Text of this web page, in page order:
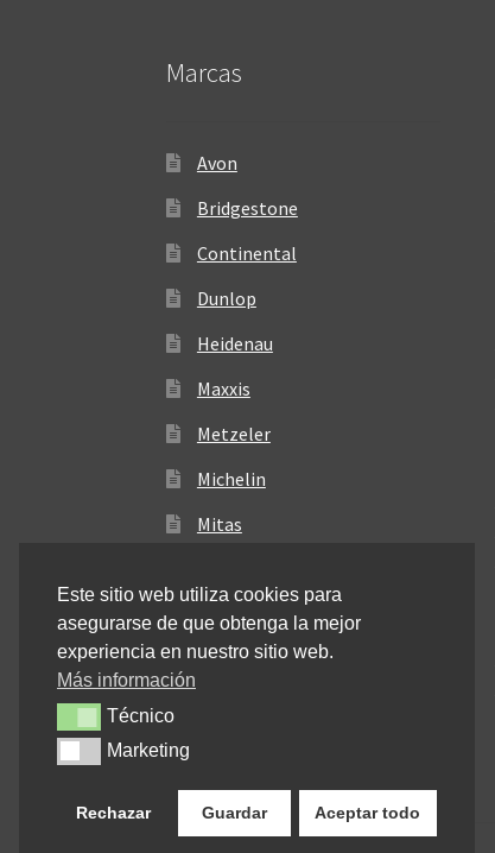
Marcas
Avon
Bridgestone
Continental
Dunlop
Heidenau
Maxxis
Metzeler
Michelin
Mitas
Este sitio web utiliza cookies para
asegurarse de que obtenga la mejor
experiencia en nuestro sitio web.
Más información
TécnicoTécnico
MarketingMarketing
Rechazar Guardar Aceptar todo